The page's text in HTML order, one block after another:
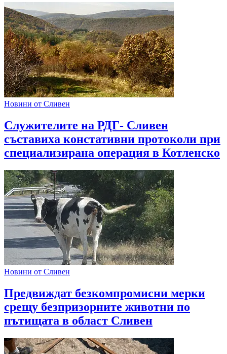
Новини от Сливен
Служителите на РДГ- Сливен
съставиха констативни протоколи при
специализирана операция в Котленско
Новини от Сливен
Предвиждат безкомпромисни мерки
срещу безпризорните животни по
пътищата в област Сливен